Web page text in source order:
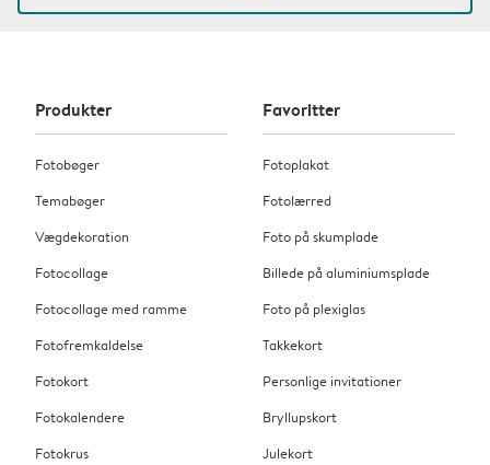
Produkter
Fotobøger
Temabøger
Vægdekoration
Fotocollage
Fotocollage med ramme
Fotofremkaldelse
Fotokort
Fotokalendere
Fotokrus
Favoritter
Fotoplakat
Fotolærred
Foto på skumplade
Billede på aluminiumsplade
Foto på plexiglas
Takkekort
Personlige invitationer
Bryllupskort
Julekort